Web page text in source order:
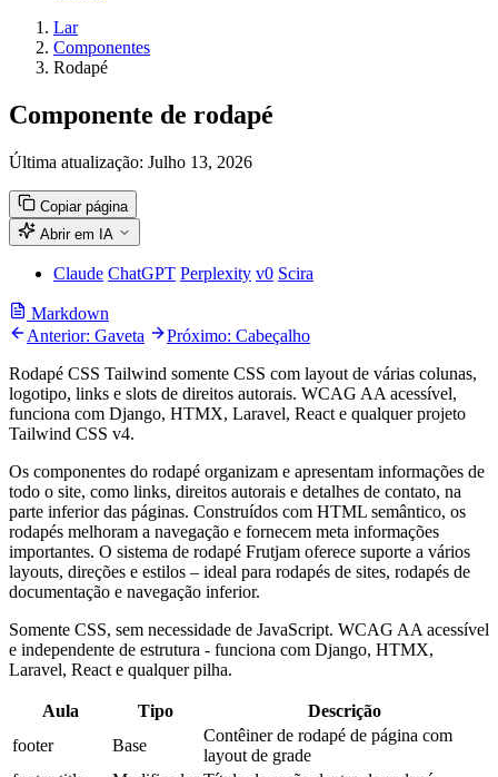
Lar
Componentes
Rodapé
Componente de rodapé
Última atualização: Julho 13, 2026
Copiar página
Abrir em IA
Claude ChatGPT Perplexity v0 Scira
Markdown
Anterior: Gaveta
Próximo: Cabeçalho
Rodapé CSS Tailwind somente CSS com layout de várias colunas,
logotipo, links e slots de direitos autorais. WCAG AA acessível,
funciona com Django, HTMX, Laravel, React e qualquer projeto
Tailwind CSS v4.
Os componentes do rodapé organizam e apresentam informações de
todo o site, como links, direitos autorais e detalhes de contato, na
parte inferior das páginas. Construídos com HTML semântico, os
rodapés melhoram a navegação e fornecem meta informações
importantes. O sistema de rodapé Frutjam oferece suporte a vários
layouts, direções e estilos – ideal para rodapés de sites, rodapés de
documentação e navegação inferior.
Somente CSS, sem necessidade de JavaScript. WCAG AA acessível
e independente de estrutura - funciona com Django, HTMX,
Laravel, React e qualquer pilha.
Aula Tipo
Descrição
footer
Base
Contêiner de rodapé de página com
layout de grade